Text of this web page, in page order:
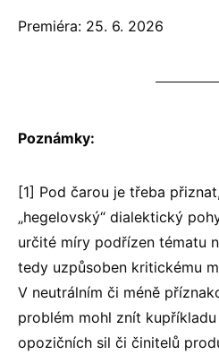
Premiéra: 25. 6. 2026
Poznámky:
[1] Pod čarou je třeba
„hegelovský“ dialektický
určité míry podřízen tématu
tedy uzpůsoben kritickému
V neutrálním či méně
problém mohl znít
opozičních sil či činitelů